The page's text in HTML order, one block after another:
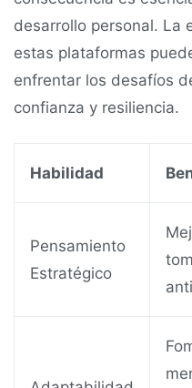
desarrollo personal. La
estas plataformas
enfrentar los desafíos
confianza y resiliencia.
Habilidad
Pensamiento
Estratégico